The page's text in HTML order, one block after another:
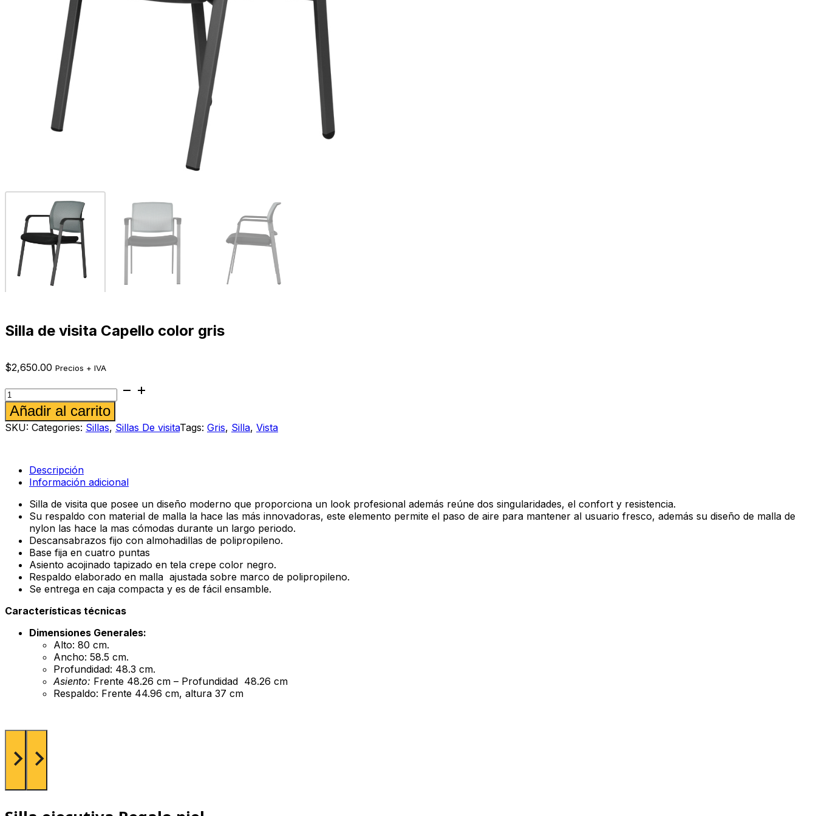
Silla de visita Capello color gris
$2,650.00 Precios + IVA
Silla
de
visita
Capello
color
Añadir al carrito
SKU: Categories: Sillas, Sillas De visitaTags: Gris, Silla, Vista
Descripción
Información adicional
Silla de visita que posee un diseño moderno que proporciona un look profesional además reúne dos singularidades, el confort y resistencia.
Su respaldo con material de malla la hace las más innovadoras, este elemento permite el paso de aire para mantener al usuario fresco, además su diseño de malla de
nylon las hace la mas cómodas durante un largo periodo.
Descansabrazos fijo con almohadillas de polipropileno.
Base fija en cuatro puntas
Asiento acojinado tapizado en tela crepe color negro.
Respaldo elaborado en malla ajustada sobre marco de polipropileno.
Se entrega en caja compacta y es de fácil ensamble.
Características técnicas
Dimensiones Generales:
Alto: 80 cm.
Ancho: 58.5 cm.
Profundidad: 48.3 cm.
Asiento: Frente 48.26 cm – Profundidad 48.26 cm
Respaldo: Frente 44.96 cm, altura 37 cm